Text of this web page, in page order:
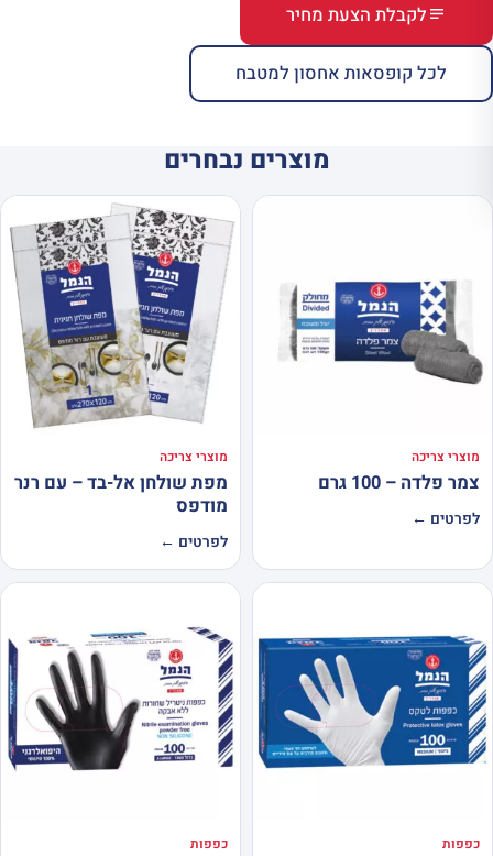
לקבלת הצעת מחיר
לכל קופסאות אחסון למטבח
מוצרים נבחרים
מוצרי צריכה
צמר פלדה – 100 גרם
לפרטים ←
מוצרי צריכה
מפת שולחן אל-בד – עם רנר
מודפס
לפרטים ←
כפפות כפפות